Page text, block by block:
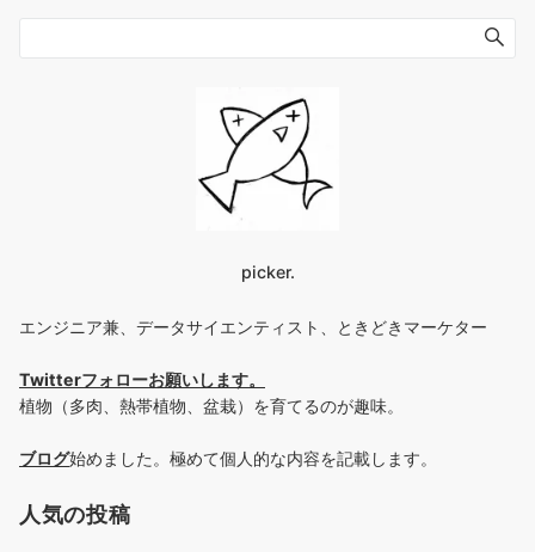
picker.
エンジニア兼、データサイエンティスト、ときどきマーケター
Twitterフォローお願いします。
植物（多肉、熱帯植物、盆栽）を育てるのが趣味。
ブログ始めました。極めて個人的な内容を記載します。
人気の投稿